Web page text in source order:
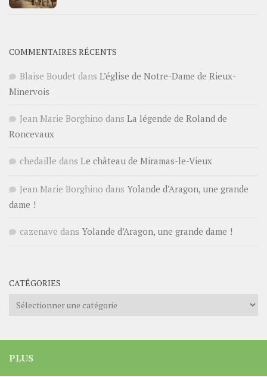
COMMENTAIRES RÉCENTS
Blaise Boudet dans L’église de Notre-Dame de Rieux-
Minervois
Jean Marie Borghino dans La légende de Roland de
Roncevaux
chedaille dans Le château de Miramas-le-Vieux
Jean Marie Borghino dans Yolande d’Aragon, une grande
dame !
cazenave dans Yolande d’Aragon, une grande dame !
CATÉGORIES
Catégories
PLUS